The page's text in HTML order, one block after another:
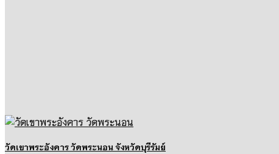
วัดเขาพระอังคาร วัดพระนอน จังหวัดบุรีรัมย์